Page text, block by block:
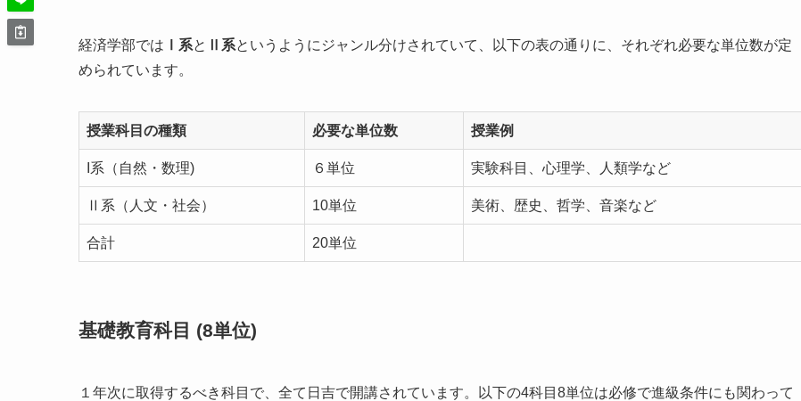
経済学部では Ⅰ系と Ⅱ系というようにジャンル分けされていて、以下の表の通りに、それぞれ必要な単位数が定
められています。
授業科目の種類 必要な単位数 授業例
I系（自然・数理) ６単位 実験科目、心理学、人類学など
Ⅱ系（人文・社会） 10単位 美術、歴史、哲学、音楽など
合計 20単位
基礎教育科目 (8単位)
１年次に取得するべき科目で、全て日吉で開講されています。以下の4科目8単位は必修で進級条件にも関わって